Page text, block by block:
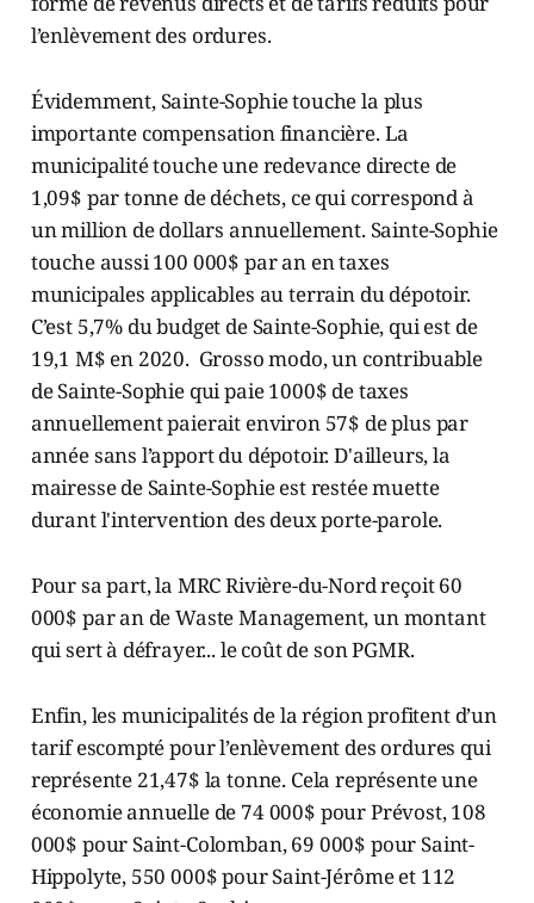
l’enlèvement des ordures.
Évidemment, Sainte-Sophie touche la plus
importante compensation financière. La
municipalité touche une redevance directe de
1,09$ par tonne de déchets, ce qui correspond à
un million de dollars annuellement. Sainte-Sophie
touche aussi 100 000$ par an en taxes
municipales applicables au terrain du dépotoir.
C’est 5,7% du budget de Sainte-Sophie, qui est de
19,1 M$ en 2020. Grosso modo, un contribuable
de Sainte-Sophie qui paie 1000$ de taxes
annuellement paierait environ 57$ de plus par
année sans l’apport du dépotoir. D'ailleurs, la
mairesse de Sainte-Sophie est restée muette
durant l'intervention des deux porte-parole.
Pour sa part, la MRC Rivière-du-Nord reçoit 60
000$ par an de Waste Management, un montant
qui sert à défrayer... le coût de son PGMR.
Enfin, les municipalités de la région profitent d’un
tarif escompté pour l’enlèvement des ordures qui
représente 21,47$ la tonne. Cela représente une
économie annuelle de 74 000$ pour Prévost, 108
000$ pour Saint-Colomban, 69 000$ pour Saint-
Hippolyte, 550 000$ pour Saint-Jérôme et 112